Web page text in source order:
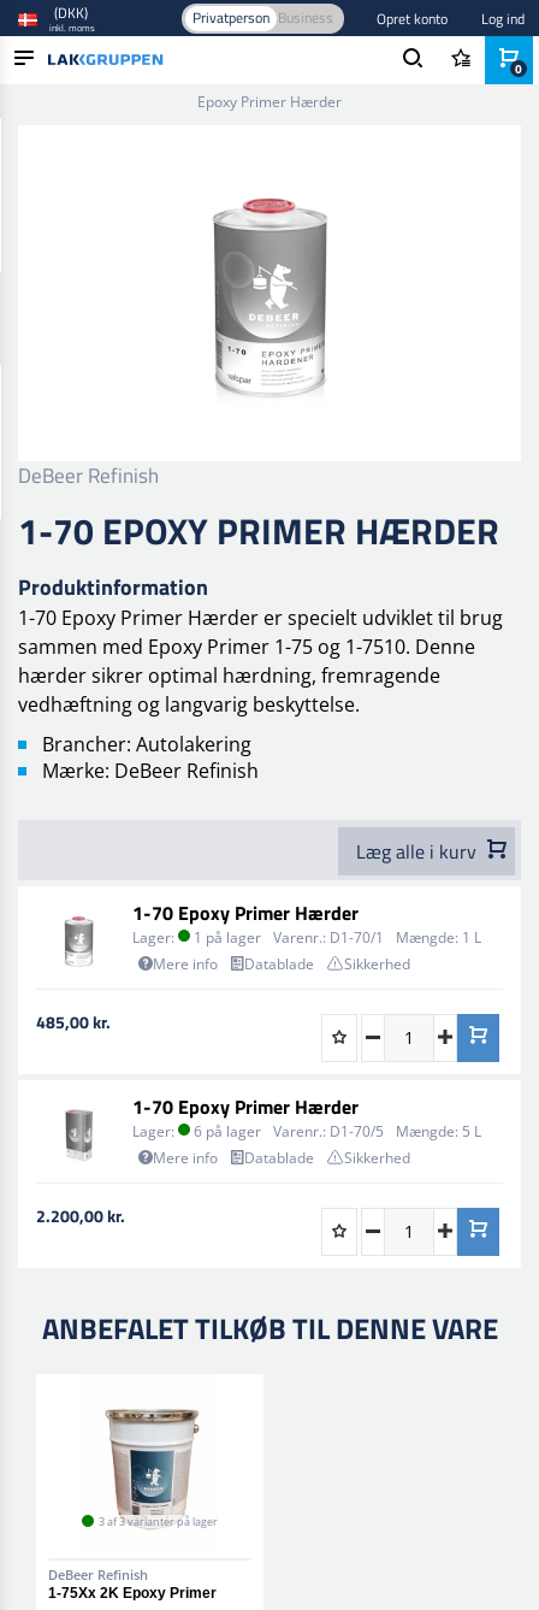
(DKK)
inkl. moms Privatperson Business Opret konto Log ind
Epoxy Primer Hærder
DeBeer Refinish
1-70 EPOXY PRIMER HÆRDER
Produktinformation
1-70 Epoxy Primer Hærder er specielt udviklet til brug
sammen med Epoxy Primer 1-75 og 1-7510. Denne
hærder sikrer optimal hærdning, fremragende
vedhæftning og langvarig beskyttelse.
Brancher: Autolakering
Mærke: DeBeer Refinish
Læg alle i kurv
1-70 Epoxy Primer Hærder
Lager: 1 på lager Varenr.: D1-70/1 Mængde: 1 L
Mere info
Datablade Sikkerhed
485,00 kr.
1-70 Epoxy Primer Hærder
Lager: 6 på lager Varenr.: D1-70/5 Mængde: 5 L
Mere info
Datablade Sikkerhed
2.200,00 kr.
ANBEFALET TILKØB TIL DENNE VARE
3 af 3 varianter på lager
DeBeer Refinish
1-75Xx 2K Epoxy Primer
0